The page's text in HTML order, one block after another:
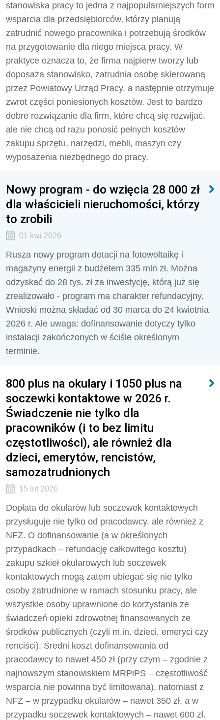
stanowiska pracy to jedna z najpopularniejszych form
wsparcia dla przedsiębiorców, którzy planują
zatrudnić nowego pracownika i potrzebują środków
na przygotowanie dla niego miejsca pracy. W
praktyce oznacza to, że firma najpierw tworzy lub
doposaża stanowisko, zatrudnia osobę skierowaną
przez Powiatowy Urząd Pracy, a następnie otrzymuje
zwrot części poniesionych kosztów. Jest to bardzo
dobre rozwiązanie dla firm, które chcą się rozwijać,
ale nie chcą od razu ponosić pełnych kosztów
zakupu sprzętu, narzędzi, mebli, maszyn czy
wyposażenia niezbędnego do pracy.
Nowy program - do wzięcia 28 000 zł
dla właścicieli nieruchomości, którzy
to zrobili
01 kwi 2026
Rusza nowy program dotacji na fotowoltaikę i
magazyny energii z budżetem 335 mln zł. Można
odzyskać do 28 tys. zł za inwestycję, którą już się
zrealizowało - program ma charakter refundacyjny.
Wnioski można składać od 30 marca do 24 kwietnia
2026 r. Ale uwaga: dofinansowanie dotyczy tylko
instalacji zakończonych w ściśle określonym
terminie.
800 plus na okulary i 1050 plus na
soczewki kontaktowe w 2026 r.
Świadczenie nie tylko dla
pracowników (i to bez limitu
częstotliwości), ale również dla
dzieci, emerytów, rencistów,
samozatrudnionych
15 lut 2026
Dopłata do okularów lub soczewek kontaktowych
przysługuje nie tylko od pracodawcy, ale również z
NFZ. O dofinansowanie (a w określonych
przypadkach – refundację całkowitego kosztu)
zakupu szkieł okularowych lub soczewek
kontaktowych mogą zatem ubiegać się nie tylko
osoby zatrudnione w ramach stosunku pracy, ale
wszystkie osoby uprawnione do korzystania ze
świadczeń opieki zdrowotnej finansowanych ze
środków publicznych (czyli m.in. dzieci, emeryci czy
renciści). Średni koszt dofinansowania od
pracodawcy to nawet 450 zł (przy czym – zgodnie z
najnowszym stanowiskiem MRPiPS – częstotliwość
wsparcia nie powinna być limitowana), natomiast z
NFZ – w przypadku okularów – nawet 350 zł, a w
przypadku soczewek kontaktowych – nawet 600 zł.